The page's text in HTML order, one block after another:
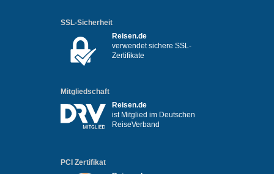
SSL-Sicherheit
Reisen.de
verwendet sichere SSL-
Zertifikate
Mitgliedschaft
Reisen.de
ist Mitglied im Deutschen
ReiseVerband
PCI Zertifikat